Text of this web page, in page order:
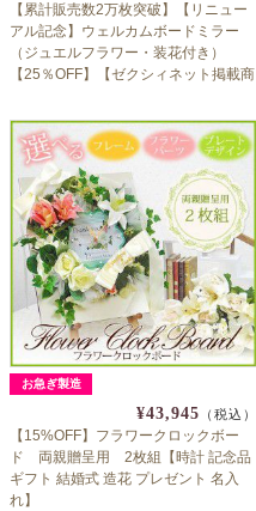
【累計販売数2万枚突破】【リニュー
アル記念】ウェルカムボードミラー
（ジュエルフラワー・装花付き）
【25％OFF】【ゼクシィネット掲載商
お急ぎ製造
¥43,945 （税込）
【15%OFF】フラワークロックボー
ド 両親贈呈用 2枚組【時計 記念品
ギフト 結婚式 造花 プレゼント 名入
れ】